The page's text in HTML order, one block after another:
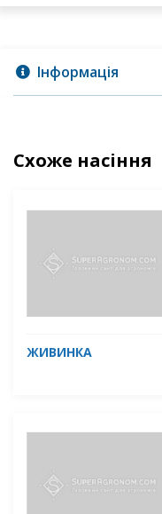
Інформація
Схоже насіння
ЖИВИНКА